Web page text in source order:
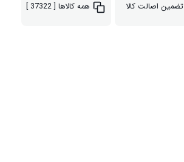
تضمین اصالت کالا همه کالاها [ 37322 ]